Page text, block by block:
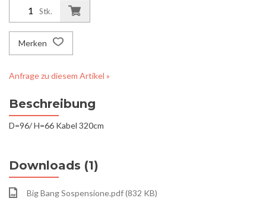
Stk.
Merken
Anfrage zu diesem Artikel »
Beschreibung
D=96/ H=66 Kabel 320cm
Downloads (1)
Big Bang Sospensione.pdf (832 KB)